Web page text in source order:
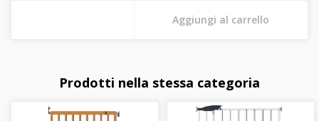
Aggiungi al carrello
Prodotti nella stessa categoria